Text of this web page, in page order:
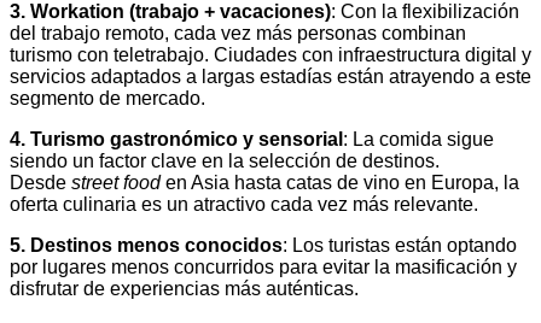
3. Workation (trabajo + vacaciones): Con la flexibilización
del trabajo remoto, cada vez más personas combinan
turismo con teletrabajo. Ciudades con infraestructura digital y
servicios adaptados a largas estadías están atrayendo a este
segmento de mercado.
4. Turismo gastronómico y sensorial : La comida sigue
siendo un factor clave en la selección de destinos.
Desde street fooden Asia hasta catas de vino en Europa, la
oferta culinaria es un atractivo cada vez más relevante.
5. Destinos menos conocidos: Los turistas están optando
por lugares menos concurridos para evitar la masificación y
disfrutar de experiencias más auténticas.